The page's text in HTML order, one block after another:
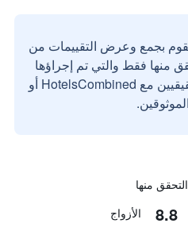
بجمع وعرض التقييمات من
منها فقط والتي تم إجراؤها
بواسطة مستخدمين حقيقيين مع HotelsCombined أو
8.8 الأزواج